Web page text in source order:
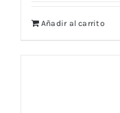
Añadir al carrito